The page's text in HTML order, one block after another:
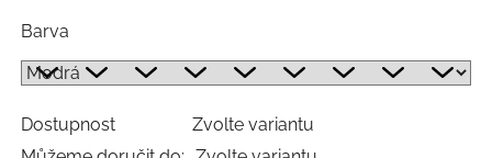
Barva
Dostupnost
Zvolte variantu